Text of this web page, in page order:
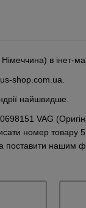
в інет-
shop.com.ua.
найшвидше.
VAG
номер товару
поставити нашим